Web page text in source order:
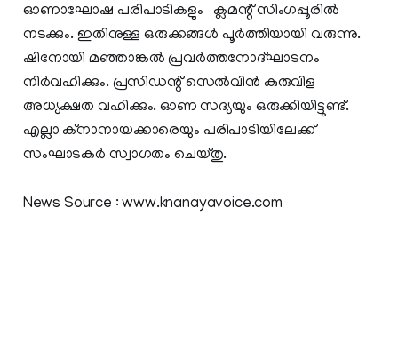
ഓണാഘോഷ പരിപാടികളും ക്ലമന്റ് സിംഗപ്പൂരില്‍
നടക്കും. ഇതിനുള്ള ഒരുക്കങ്ങള്‍ പൂര്‍ത്തിയായി വരുന്നു.
ഷിനോയി മഞ്ഞാങ്കല്‍ പ്രവര്‍ത്തനോദ്ഘാടനം
നിര്‍വഹിക്കും. പ്രസിഡന്റ് സെല്‍വിന്‍ കുരുവിള
അധ്യക്ഷത വഹിക്കും. ഓണ സദ്യയും ഒരുക്കിയിട്ടുണ്ട്.
എല്ലാ ക്നാനായക്കാരെയും പരിപാടിയിലേക്ക്
സംഘാടകര്‍ സ്വാഗതം ചെയ്തു.
News Source : www.knanayavoice.com